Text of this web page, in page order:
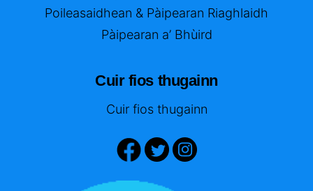
Poileasaidhean & Pàipearan Riaghlaidh
Pàipearan a’ Bhùird
Cuir fios thugainn
Cuir fios thugainn